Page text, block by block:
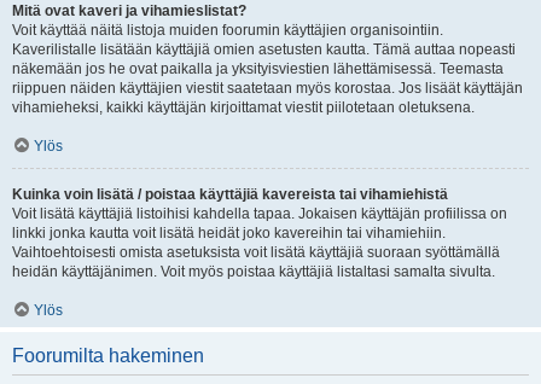
Mitä ovat kaveri ja vihamieslistat?
Voit käyttää näitä listoja muiden foorumin käyttäjien organisointiin.
Kaverilistalle lisätään käyttäjiä omien asetusten kautta. Tämä auttaa nopeasti
näkemään jos he ovat paikalla ja yksityisviestien lähettämisessä. Teemasta
riippuen näiden käyttäjien viestit saatetaan myös korostaa. Jos lisäät käyttäjän
vihamieheksi, kaikki käyttäjän kirjoittamat viestit piilotetaan oletuksena.
Ylös
Kuinka voin lisätä / poistaa käyttäjiä kavereista tai vihamiehistä
Voit lisätä käyttäjiä listoihisi kahdella tapaa. Jokaisen käyttäjän profiilissa on
linkki jonka kautta voit lisätä heidät joko kavereihin tai vihamiehiin.
Vaihtoehtoisesti omista asetuksista voit lisätä käyttäjiä suoraan syöttämällä
heidän käyttäjänimen. Voit myös poistaa käyttäjiä listaltasi samalta sivulta.
Ylös
Foorumilta hakeminen